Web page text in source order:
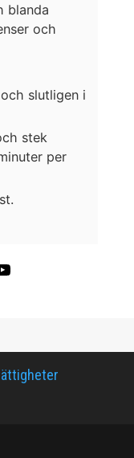
blanda
och
slutligen i
stek
per